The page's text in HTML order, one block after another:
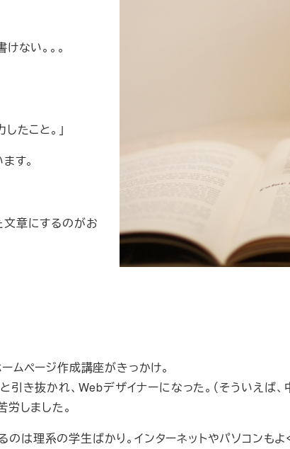
ない。。。
たこと。」
す。
章にするのがお
ムページ作成講座がきっかけ。
き抜かれ、Webデザイナーになった。（そういえば、
しました。
は理系の学生ばかり。インターネットやパソコンも